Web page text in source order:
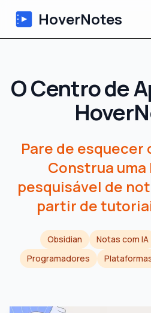
HoverNotes
Sobre
O Centro de
Pare de esquecer
Construa
pesquisável de
partir de
Obsidian Notas com IA
Programadores